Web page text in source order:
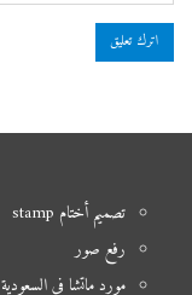
تصميم أختام stamp
رفع صور
مورد ماتشا في السعودية